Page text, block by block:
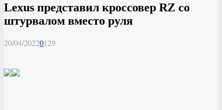
Lexus представил кроссовер RZ со
штурвалом вместо руля
20/04/20220129